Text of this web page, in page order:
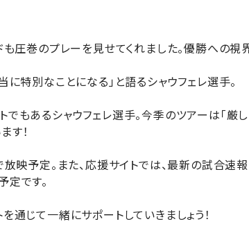
圧巻のプレーを見せてくれました。優勝への視
特別なことになる」と語るシャウフェレ選手。
もあるシャウフェレ選手。今季のツアーは「厳
す！
予定。また、応援サイトでは、最新の試合速
定です。
通じて一緒にサポートしていきましょう！